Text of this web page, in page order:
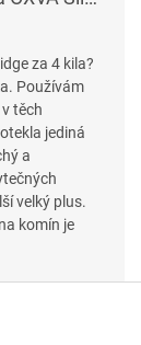
hvězdiček.
za 4 kila?
Používám
těch
jediná
a
velký plus.
komín je